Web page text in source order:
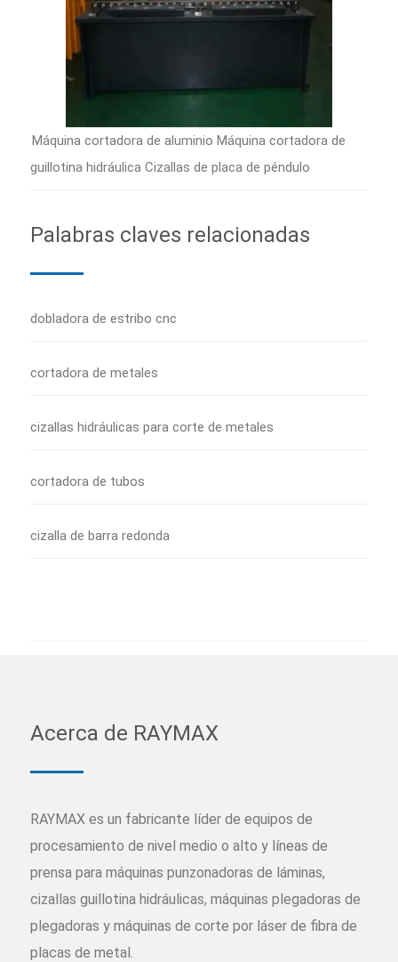
Máquina cortadora de aluminio Máquina cortadora de
guillotina hidráulica Cizallas de placa de péndulo
Palabras claves relacionadas
dobladora de estribo cnc
cortadora de metales
cizallas hidráulicas para corte de metales
cortadora de tubos
cizalla de barra redonda
Acerca de RAYMAX
RAYMAX es un fabricante líder de equipos de
procesamiento de nivel medio o alto y líneas de
prensa para máquinas punzonadoras de láminas,
cizallas guillotina hidráulicas, máquinas plegadoras de
plegadoras y máquinas de corte por láser de fibra de
placas de metal.